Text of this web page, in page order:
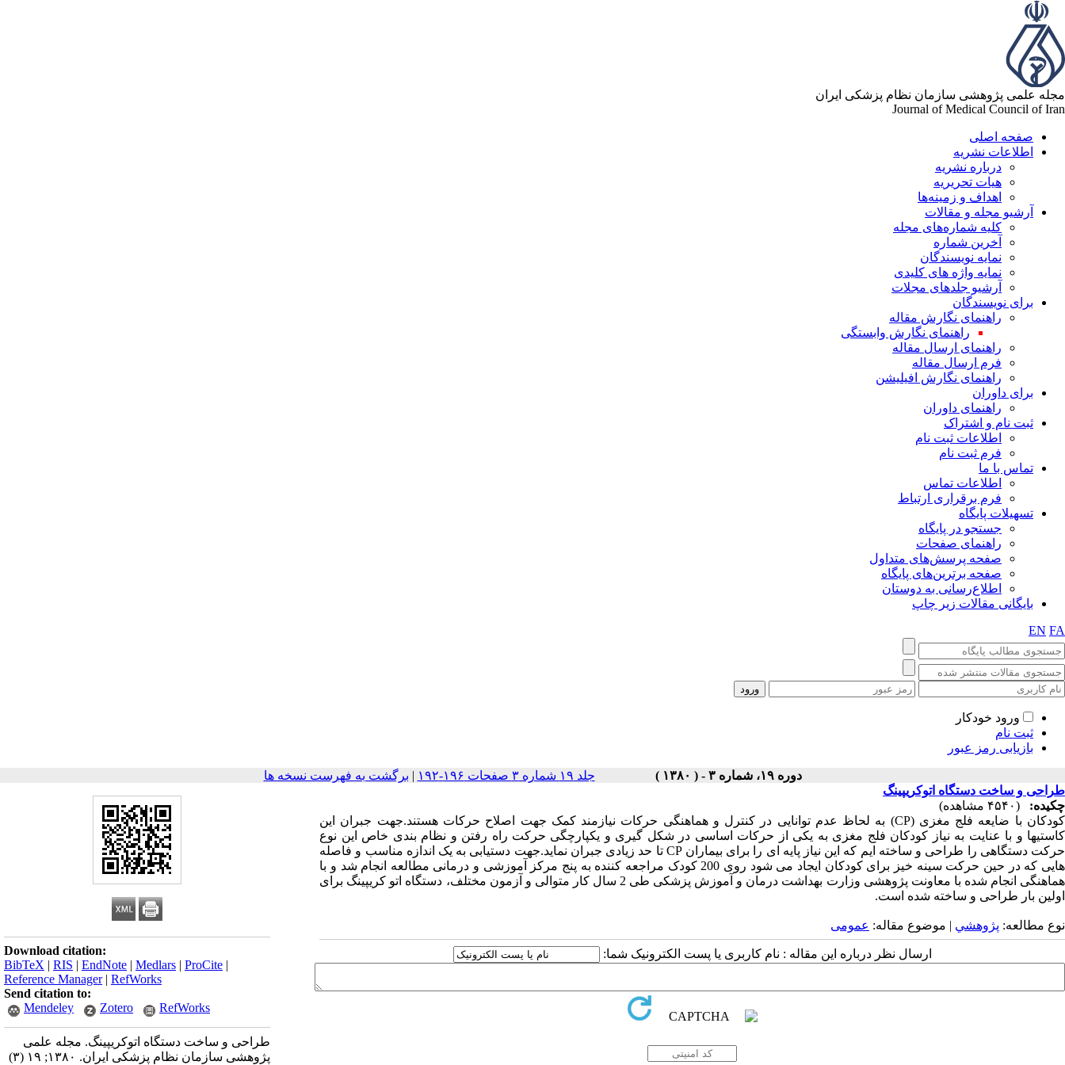
مجله علمی پژوهشی سازمان نظام پزشکی ایران
Journal of Medical Council of Iran
صفحه اصلی
اطلاعات نشریه
درباره نشریه
هیات تحریریه
اهداف و زمینه‌ها
آرشیو مجله و مقالات
کلیه شماره‌های مجله
آخرین شماره
نمایه نویسندگان
نمایه واژه های کلیدی
آرشیو جلدهای مجلات
برای نویسندگان
راهنمای نگارش مقاله
راهنمای نگارش وابستگی
راهنمای ارسال مقاله
فرم ارسال مقاله
راهنمای نگارش افیلیشن
برای داوران
راهنمای داوران
ثبت نام و اشتراک
اطلاعات ثبت نام
فرم ثبت نام
تماس با ما
اطلاعات تماس
فرم برقراری ارتباط
تسهیلات پایگاه
جستجو در پایگاه
راهنمای صفحات
صفحه پرسش‌های متداول
صفحه برترین‌های پایگاه
اطلاع‌رسانی به دوستان
بایگانی مقالات زیر چاپ
EN FA
ورود خودکار
ثبت نام
بازیابی رمز عبور
دوره ۱۹، شماره ۳ - ( ۱۳۸۰ ) جلد ۱۹ شماره ۳ صفحات ۱۹۶-۱۹۲ | برگشت به فهرست نسخه ها
Download citation:
BibTeX | RIS | EndNote | Medlars | ProCite |
Reference Manager| RefWorks
Send citation to:
Mendeley
Zotero RefWorks
طراحی و ساخت دستگاه اتوکریپینگ. مجله علمی
پژوهشی سازمان نظام پزشکی ایران. ۱۳۸۰; ۱۹ (۳)
طراحی و ساخت دستگاه اتوکریپینگ
چکیده:
(۴۵۴۰ مشاهده)
کودکان با ضایعه فلج مغزی (CP) به لحاظ عدم توانایی در کنترل و هماهنگی حرکات نیازمند کمک جهت اصلاح حرکات هستند.جهت جبران این
کاستیها و با عنایت به نیاز کودکان فلج مغزی به یکی از حرکات اساسی در شکل گیری و یکپارچگی حرکت راه رفتن و نظام بندی خاص این نوع
حرکت دستگاهی را طراحی و ساخته ایم که این نیاز پایه ای را برای بیماران CP تا حد زیادی جبران نماید.جهت دستیابی به یک اندازه مناسب و فاصله
هایی که در حین حرکت سینه خیز برای کودکان ایجاد می شود روی 200 کودک مراجعه کننده به پنج مرکز آموزشی و درمانی مطالعه انجام شد و با
هماهنگی انجام شده با معاونت پژوهشی وزارت بهداشت درمان و آموزش پزشکی طی 2 سال کار متوالی و آزمون مختلف، دستگاه اتو کریپینگ برای
اولین بار طراحی و ساخته شده است.
نوع مطالعه: پژوهشي | موضوع مقاله: عمومى
ارسال نظر درباره این مقاله : نام کاربری یا پست الکترونیک شما: